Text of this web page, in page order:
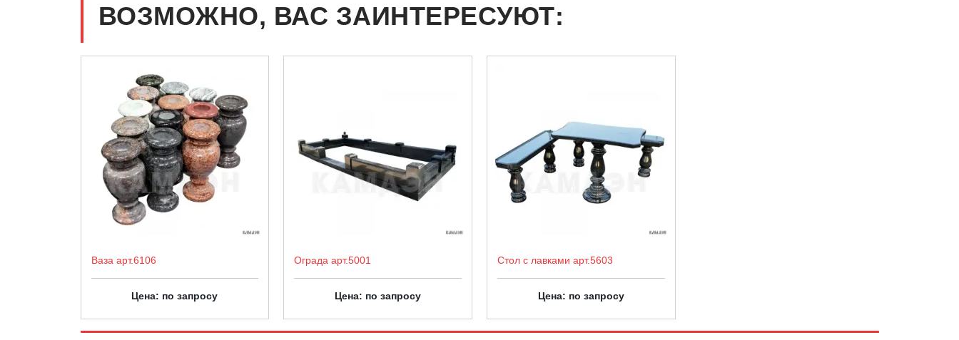
ВОЗМОЖНО, ВАС ЗАИНТЕРЕСУЮТ:
Ваза арт.6106
Цена: по запросу
Ограда арт.5001
Цена: по запросу
Стол с лавками арт.5603
Цена: по запросу